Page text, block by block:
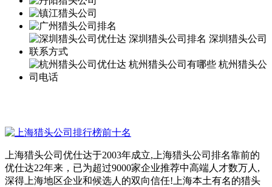
上海猎头公司优仕达于2003年成立,上海猎头公司排名靠前的
优仕达22年来，已为超过9000家企业推荐中高端人才数万人,
深得上海地区企业和候选人的双向信任!上海本土有名的猎头